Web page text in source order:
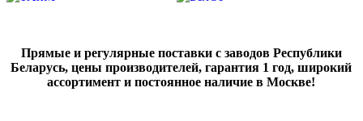
Прямые и регулярные поставки с заводов Республики
Беларусь, цены производителей, гарантия 1 год, широкий
ассортимент и постоянное наличие в Москве!